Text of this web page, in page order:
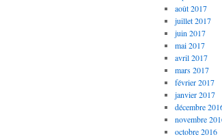
août 2017
juillet 2017
juin 2017
mai 2017
avril 2017
mars 2017
février 2017
janvier 2017
décembre
novembre
octobre 2016